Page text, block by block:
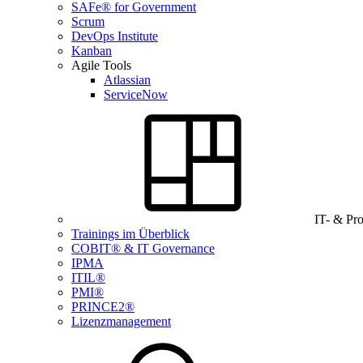
SAFe® for Government
Scrum
DevOps Institute
Kanban
Agile Tools
Atlassian
ServiceNow
IT- &
Trainings im Überblick
COBIT® & IT Governance
IPMA
ITIL®
PMI®
PRINCE2®
Lizenzmanagement